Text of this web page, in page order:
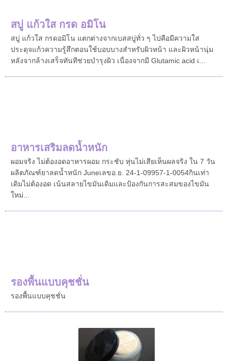
สบู่ แก้วใส กรด อมิโน
สบู่ แก้วใส กรดอมิโน แตกต่างจากเบสสบู่ทั่ว ๆ ไปคือมีความใส
ประดุจแก้วความรู้สึกตอนใช้บอบบางสำหรับผิวหน้า และผิวหน้านุ่ม
หลังจากล้างเสร็จทันทีช่วยบำรุงผิว เนื่องจากมี Glutamic acid เ...
อาหารเสริมลดน้ำหนัก
ผอมจริง ไม่ต้องอดอาหารผอม กระชับ หุ่นไม่เสียเห็นผลจริง ใน 7 วัน
ผลิตภัณฑ์ยาลดน้ำหนัก Juneเลขอ.ย. 24-1-09957-1-0054กินเท่า
เดิมไม่ต้องอด เน้นสลายไขมันเดิมและป้องกันการสะสมของไขมัน
ใหม่...
รองพื้นแบบคุชชั่น
รองพื้นแบบคุชชั่น